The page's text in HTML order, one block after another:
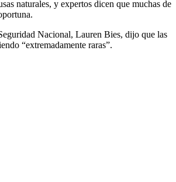
naturales, y expertos dicen que muchas de
Nacional, Lauren Bies, dijo que las
“extremadamente raras”.